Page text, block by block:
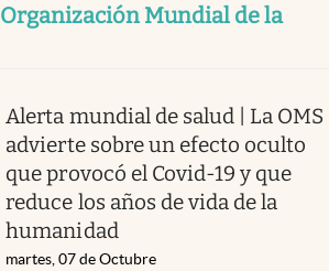
Organización Mundial de la
Alerta mundial de salud | La OMS
advierte sobre un efecto oculto
que provocó el Covid-19 y que
reduce los años de vida de la
humanidad
martes, 07 de Octubre